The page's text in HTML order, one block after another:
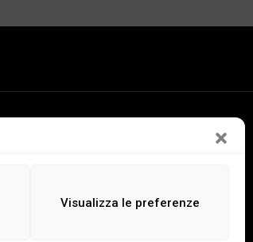
Visualizza le preferenze